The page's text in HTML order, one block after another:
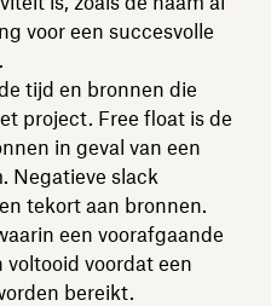
voor een succesvolle
tijd en bronnen die
project. Free float is de
in geval van een
Negatieve slack
tekort aan bronnen.
een voorafgaande
voordat een
bereikt.